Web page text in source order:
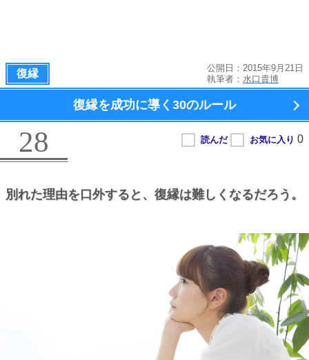
復縁
公開日：2015年9月21日
執筆者： 水口貴博
復縁を成功に導く 30のルール
28
別れた理由を口外すると、 復縁は難しくなるだろう。